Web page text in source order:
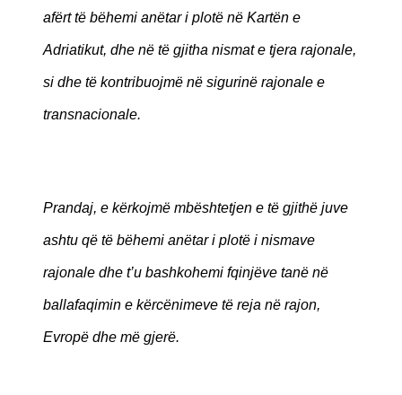
afërt të bëhemi anëtar i plotë në Kartën e
Adriatikut, dhe në të gjitha nismat e tjera rajonale,
si dhe të kontribuojmë në sigurinë rajonale e
transnacionale.
Prandaj, e kërkojmë mbështetjen e të gjithë juve
ashtu që të bëhemi anëtar i plotë i nismave
rajonale dhe t’u bashkohemi fqinjëve tanë në
ballafaqimin e kërcënimeve të reja në rajon,
Evropë dhe më gjerë.